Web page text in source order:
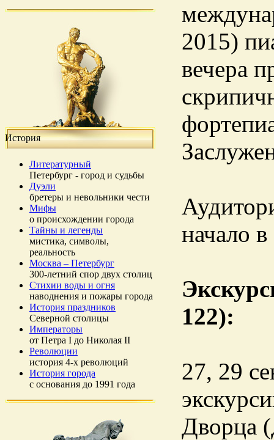
История
Литературный
Петербург - город и судьбы
Дуэли
бретеры и невольники чести
Мифы
о происхождении города
Тайны и легенды
мистика, символы,
реальность
Москва – Петербург
300-летний спор двух столиц
Стихии воды и огня
наводнения и пожары города
История праздников
Северной столицы
Императоры
от Петра I до Николая II
Революции
история 4-х революций
История города
с основания до 1991 года
2015)
вечера
начало
122):
27, 29
Дворца